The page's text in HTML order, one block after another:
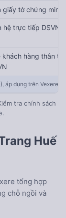
áp dụng trên Vexere
giấy tờ chứng minh
hệ trực tiếp DSVN
khách hàng thân
tra chính sách
Huế
tổng hợp
chỗ ngồi và